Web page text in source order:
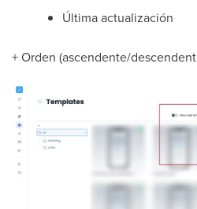
Última actualización
+ Orden (ascendente/